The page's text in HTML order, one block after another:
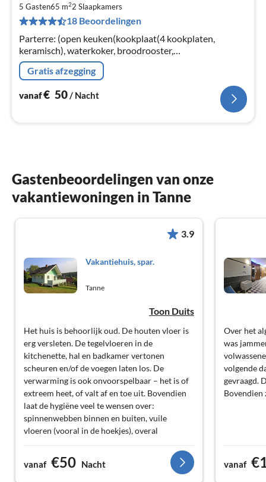
5 Gasten65 m22 Slaapkamers
18 Beoordelingen
Parterre: (open keuken(kookplaat(4 kookplaten,
keramisch), waterkoker, broodrooster,
koffiezetapparaat, oven, magnetron, afwasmachine,
koelkast, vriezer), woon/eetkamer(1-pers.
Gratis afzegging
vanaf€ 50/ Nacht
Gastenbeoordelingen van onze
vakantiewoningen in Tanne
3.9
Vakantiehuis, spar.
Tanne
Toon Duits
Het huis is behoorlijk oud. De houten vloer is
erg versleten. De tegelvloeren in de
kitchenette, hal en badkamer vertonen
scheuren en/of de voegen laten los. De
verwarming is ook onvoorspelbaar – het is of
extreem heet, of valt af en toe uit. Bovendien
laat de hygiëne veel te wensen over:
spinnenwebben binnen en buiten, vuile
vloeren (vooral in de hoekjes), overal
hondenhaar en zes grote hopen hondenpoep
op het terrein (natuurlijk ben ik in één ervan
gestapt). De bedden zijn erg klein en de houten
vanaf €50 Nacht
Over het
was
volgende
gevraagd.
Bovendien
vanaf